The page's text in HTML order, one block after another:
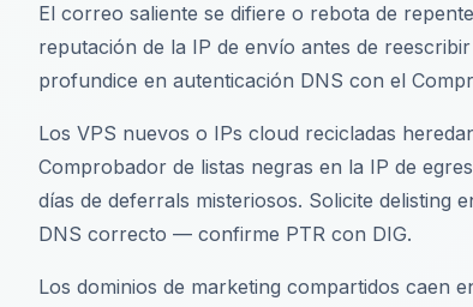
El correo saliente se difiere o rebota de
reputación de la IP de envío antes de
profundice en autenticación DNS con el
Los VPS nuevos o IPs cloud recicladas
Comprobador de listas negras en la IP de
días de deferrals misteriosos. Solicite delisting
DNS correcto — confirme PTR con DIG.
Los dominios de marketing compartidos caen